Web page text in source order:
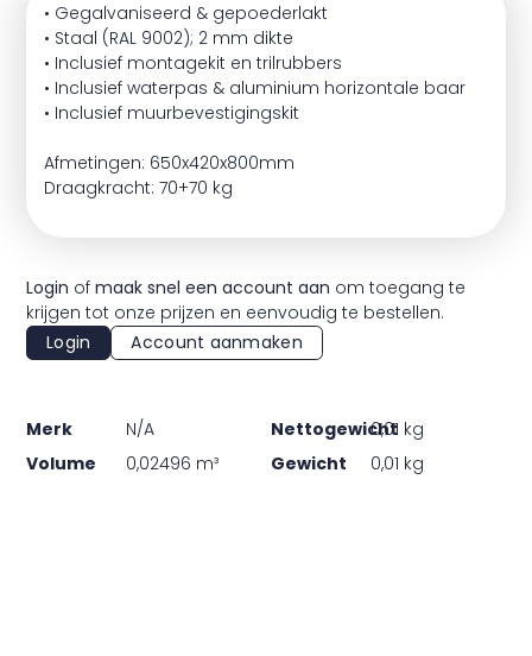
• Gegalvaniseerd & gepoederlakt
• Staal (RAL 9002); 2 mm dikte
• Inclusief montagekit en trilrubbers
• Inclusief waterpas & aluminium horizontale baar
• Inclusief muurbevestigingskit
Afmetingen: 650x420x800mm
Draagkracht: 70+70 kg
Login of maak snel een account aan om toegang te
krijgen tot onze prijzen en eenvoudig te bestellen.
Login
Account aanmaken
Merk N/A Nettogewicht0,01 kg
Volume
0,02496 m³ Gewicht 0,01 kg